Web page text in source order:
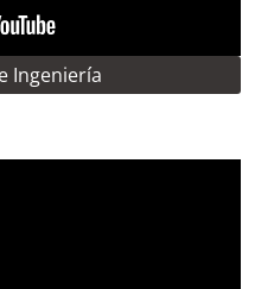
Ingeniería